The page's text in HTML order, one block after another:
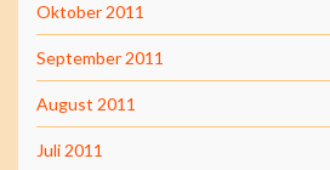
Oktober 2011
September 2011
August 2011
Juli 2011